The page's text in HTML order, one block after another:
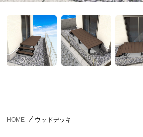
HOME ウッドデッキ